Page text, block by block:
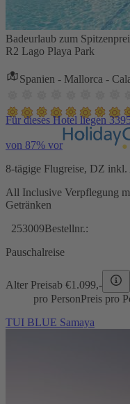
Badeurlaub zum
R2 Lago Playa Park
Spanien - Mallorca -
Für dieses Hotel liegen
von 87% vor
8-tägige Flugreise, DZ
All Inclusive Verpflegung
Getränken
253009Bestellnr.:
Pauschalreise
Alter Preisab €1.099,-
pro PersonPreis pro
TUI BLUE Samaya